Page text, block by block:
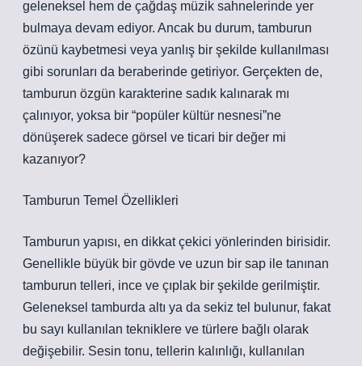
geleneksel hem de çağdaş müzik sahnelerinde yer
bulmaya devam ediyor. Ancak bu durum, tamburun
özünü kaybetmesi veya yanlış bir şekilde kullanılması
gibi sorunları da beraberinde getiriyor. Gerçekten de,
tamburun özgün karakterine sadık kalınarak mı
çalınıyor, yoksa bir “popüler kültür nesnesi”ne
dönüşerek sadece görsel ve ticari bir değer mi
kazanıyor?
Tamburun Temel Özellikleri
Tamburun yapısı, en dikkat çekici yönlerinden birisidir.
Genellikle büyük bir gövde ve uzun bir sap ile tanınan
tamburun telleri, ince ve çıplak bir şekilde gerilmiştir.
Geleneksel tamburda altı ya da sekiz tel bulunur, fakat
bu sayı kullanılan tekniklere ve türlere bağlı olarak
değişebilir. Sesin tonu, tellerin kalınlığı, kullanılan